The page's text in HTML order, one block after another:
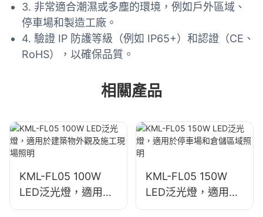
3. 非常適合潮濕或多塵的環境，例如戶外區域、
停車場和製造工廠。
4. 驗證 IP 防護等級（例如 IP65+）和認證（CE、
RoHS），以確保品質。
相關產品
KML-FL05 100W
LED泛光燈，適用於
建築物外觀及施工現
KML-FL05 150W
LED泛光燈，適用於
停車場和倉儲區域照